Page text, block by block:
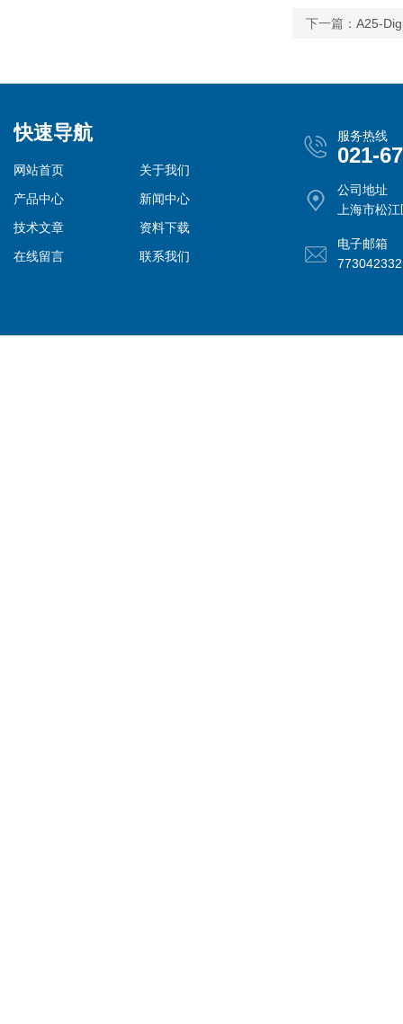
下一篇： A25-
快速导航
网站首页
关于我们
产品中心
新闻中心
技术文章
资料下载
在线留言
联系我们
服务热线
021-
公司地址
上海市松
电子邮箱